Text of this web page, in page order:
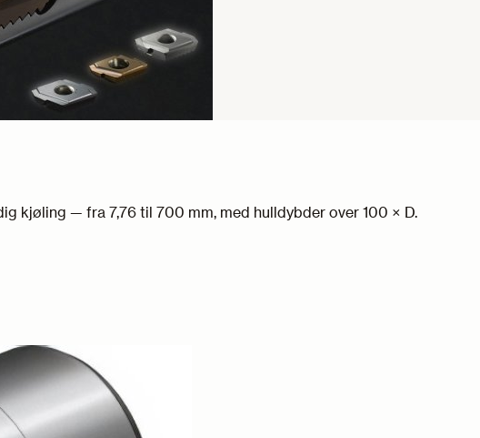
kjøling — fra 7,76 til 700 mm, med hulldybder over 100 × D.